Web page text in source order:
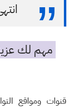
مهم لك
قنوات ومواقع